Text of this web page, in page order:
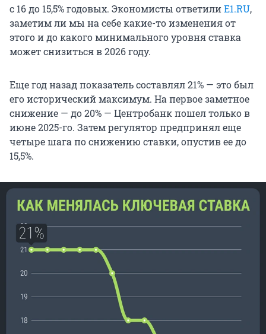
с 16 до 15,5% годовых. Экономисты ответилиЕ1.RU,
заметим ли мы на себе какие-то изменения от
этого и до какого минимального уровня ставка
может снизиться в 2026 году.
Еще год назад показатель составлял 21% — это был
его исторический максимум. На первое заметное
снижение — до 20% — Центробанк пошел только в
июне 2025-го. Затем регулятор предпринял еще
четыре шага по снижению ставки, опустив ее до
15,5%.